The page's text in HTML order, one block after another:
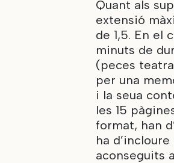
Quant als
extensió
de 1,5. En el
minuts de
(peces
per una
i la seua
les 15
format, han
ha
aconseguits